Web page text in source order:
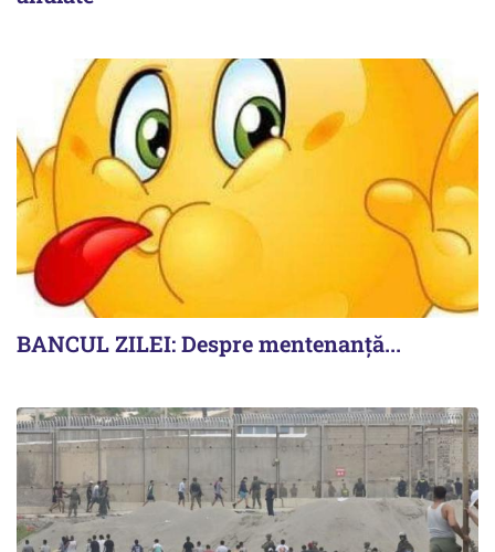
BANCUL ZILEI: Despre mentenanță...